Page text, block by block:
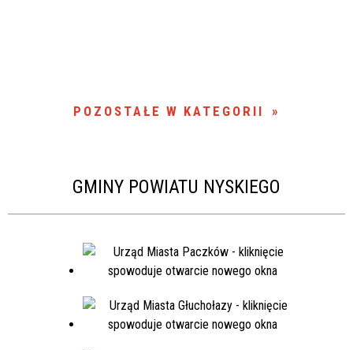
POZOSTAŁE W KATEGORII
GMINY POWIATU NYSKIEGO